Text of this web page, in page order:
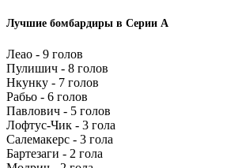
Лучшие бомбардиры в Серии А
Леао - 9 голов
Пулишич - 8 голов
Нкунку - 7 голов
Рабьо - 6 голов
Павлович - 5 голов
Лофтус-Чик - 3 гола
Салемакерс - 3 гола
Бартезаги - 2 гола